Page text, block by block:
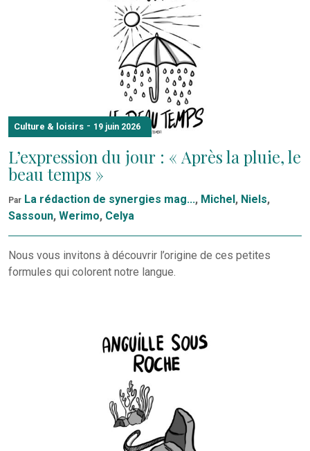
Culture & loisirs - 19 juin 2026
L’expression du jour : « Après la pluie, le
beau temps »
Par La rédaction de synergies mag..., Michel, Niels,
Sassoun, Werimo, Celya
Nous vous invitons à découvrir l’origine de ces petites
formules qui colorent notre langue.